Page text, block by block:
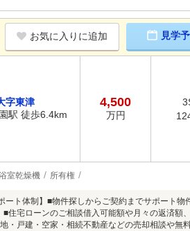
お気に入りに追加 見学
字東津
駅 徒歩6.4km
4,500
万円
室乾燥機 所有権
ート体制】■物件探しからご契約までサポート
住宅ローンのご相談借入可能額や月々の返済額
・戸建・空家・相続不動産などの売却相談や無